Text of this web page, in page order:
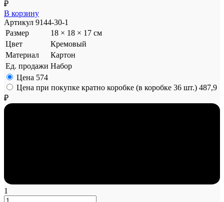
₽
В корзину
Артикул 9144-30-1
Размер
18 × 18 × 17 см
Цвет
Кремовый
Материал
Картон
Ед. продажи Набор
Цена 574
Цена при покупке кратно коробке (в коробке 36 шт.) 487,9
₽
1